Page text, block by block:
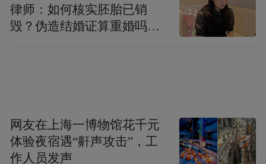
令人揪心的发现来自湖南文理学院日本侵华
细菌战史展览馆。李墨涵看到了12岁女孩蔡
律师：如何核实胚胎已销
毁？伪造结婚证算重婚吗？
网友在上海一博物馆花千元
体验夜宿遇“鼾声攻击”，工
作人员发声